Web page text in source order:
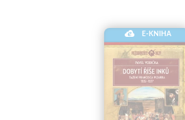
E-KNIHA